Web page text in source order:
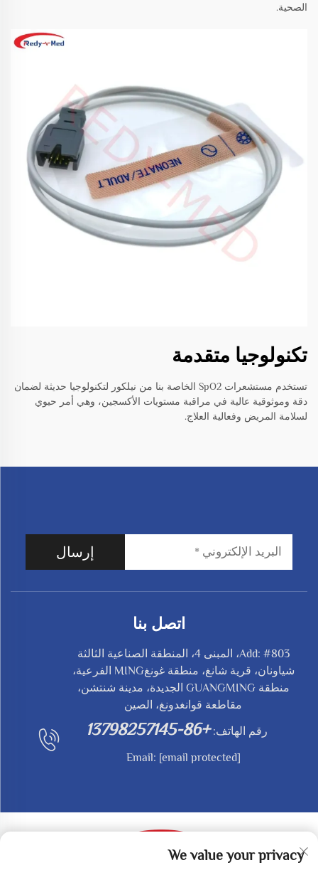
الصحية.
تكنولوجيا متقدمة
تستخدم مستشعرات SpO2 الخاصة بنا من نيلكور لتكنولوجيا حديثة لضمان
دقة وموثوقية عالية في مراقبة مستويات الأكسجين، وهي أمر حيوي
لسلامة المريض وفعالية العلاج.
إرسال
اتصل بنا
Add: #803، المبنى 4، المنطقة الصناعية الثالثة
شياونان، قرية شانغ، منطقة غونغMING الفرعية،
منطقة GUANGMING الجديدة، مدينة شنتشن،
مقاطعة قوانغدونغ، الصين
رقم الهاتف: +86-13798257145
Email: [email protected]
We value your privacy